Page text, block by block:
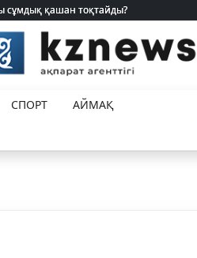
сұмдық қашан тоқтайды?
сұмдық қашан тоқтайды?
СПОРТ
АЙМАҚ